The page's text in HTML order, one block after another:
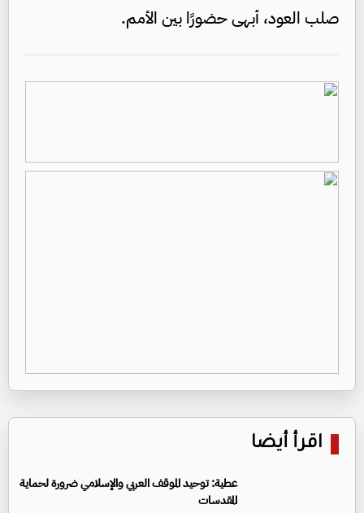
صلب العود، أبهى حضورًا بين الأمم.
اقرأ أيضا
عطية: توحيد الموقف العربي والإسلامي ضرورة لحماية
المقدسات